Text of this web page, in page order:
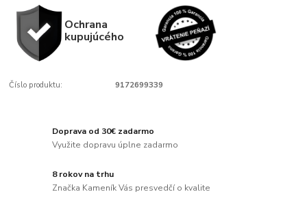
Ochrana
kupujúcého
Číslo produktu: 9172699339
Doprava od 30€ zadarmo
Využite dopravu úplne zadarmo
8 rokov na trhu
Značka Kameník Vás presvedčí o kvalite